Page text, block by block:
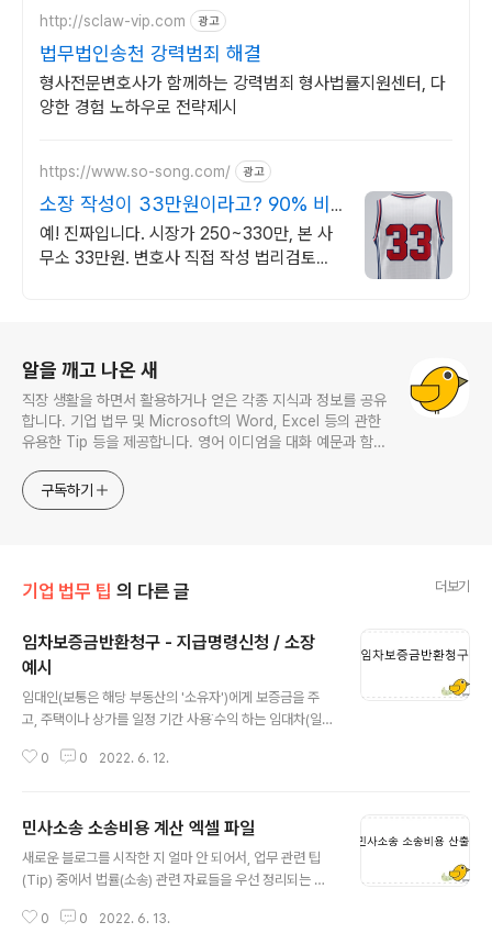
http://sclaw-vip.com 광고
법무법인송천 강력범죄 해결
형사전문변호사가 함께하는 강력범죄 형사법률지원센터, 다
양한 경험 노하우로 전략제시
https://www.so-song.com/ 광고
소장 작성이 33만원이라고? 90% 비
용거품 제거
예! 진짜입니다. 시장가 250~330만, 본 사
무소 33만원. 변호사 직접 작성 법리검토부
알을 깨고 나온 새
직장 생활을 하면서 활용하거나 얻은 각종 지식과 정보를 공유
합니다. 기업 법무 및 Microsoft의 Word, Excel 등의 관한
유용한 Tip 등을 제공합니다. 영어 이디엄을 대화 예문과 함께
website provides learning materials for foreigners
interested in Korean and introduces practical
구독하기
기업 법무 팁 의 다른 글 더보기
임차보증금반환청구 - 지급명령신청 / 소장
예시
임대인(보통은 해당 부동산의 '소유자')에게 보증금을 주
고, 주택이나 상가를 일정 기간 사용˙수익 하는 임대차(일반
증금액이 상당하기 때문에 해당 임대차계약이 만료되어 임
대차의 목적이 되는 부동산의 가격이 보증금보다 높고, 임
차하려는 수요도 많았다가... 보증금을 반환해 줘야 하는 상
황에서 부동산 가격이 하락하고, 매수인이나 비슷한 조건
서는 난감한 입장에 처할 수 있고, 심한 경우에는 요즘 말하
0 0 2022. 6. 12.
민사소송 소송비용 계산 엑셀 파일
새로운 블로그를 시작한 지 얼마 안 되어서, 업무 관련 팁
(Tip) 중에서 법률(소송) 관련 자료들을 우선 정리되는 대
번에는 민사소송의 소송비용을 산출하는 엑셀 파일을 정리
0 0 2022. 6. 13.